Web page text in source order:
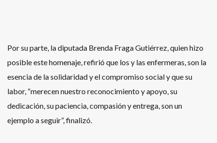
Por su parte, la diputada Brenda Fraga Gutiérrez, quien hizo
posible este homenaje, refirió que los y las enfermeras, son la
esencia de la solidaridad y el compromiso social y que su
labor, “merecen nuestro reconocimiento y apoyo, su
dedicación, su paciencia, compasión y entrega, son un
ejemplo a seguir”, finalizó.